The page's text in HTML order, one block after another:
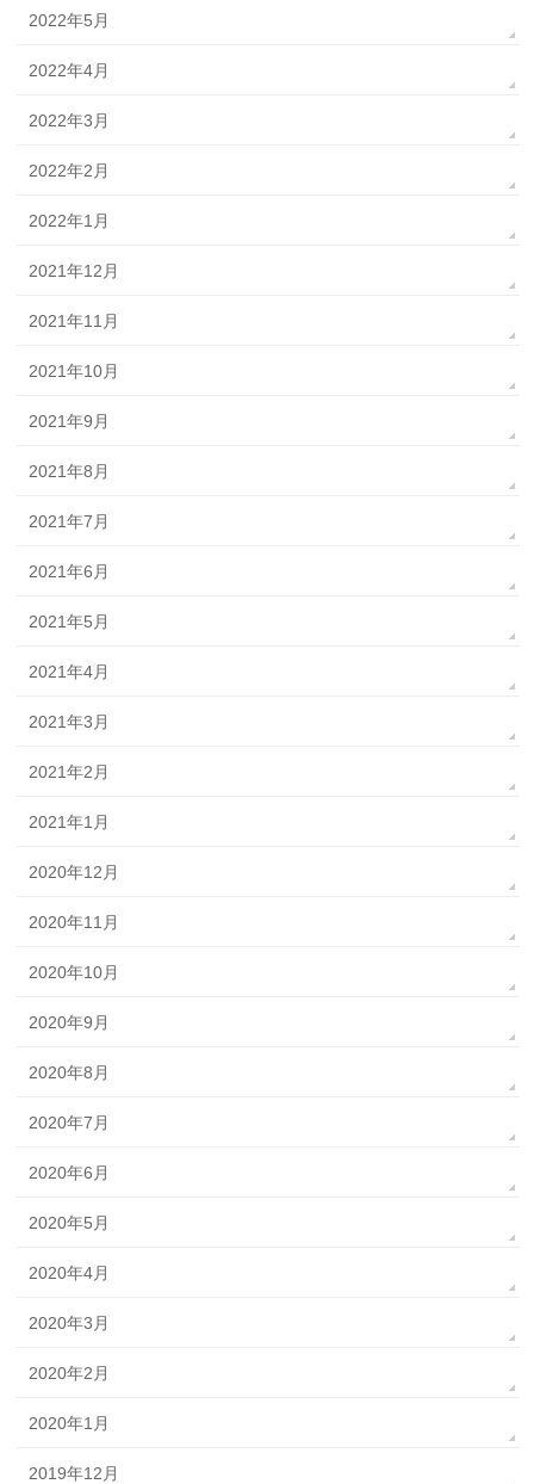
2022年5月
2022年4月
2022年3月
2022年2月
2022年1月
2021年12月
2021年11月
2021年10月
2021年9月
2021年8月
2021年7月
2021年6月
2021年5月
2021年4月
2021年3月
2021年2月
2021年1月
2020年12月
2020年11月
2020年10月
2020年9月
2020年8月
2020年7月
2020年6月
2020年5月
2020年4月
2020年3月
2020年2月
2020年1月
2019年12月